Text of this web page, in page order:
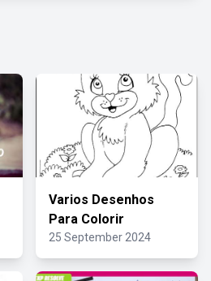
Varios Desenhos
Para Colorir
25 September 2024